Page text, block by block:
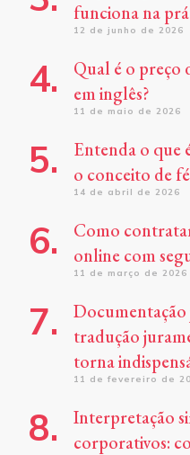
funciona na
12 de junho de 2026
Qual é o preço
em inglês?
11 de maio de 2026
Entenda o que
o conceito de
14 de abril de 2026
Como
online com
11 de março de 2026
tradução
torna
11 de fevereiro de
Interpretação
corporativos: